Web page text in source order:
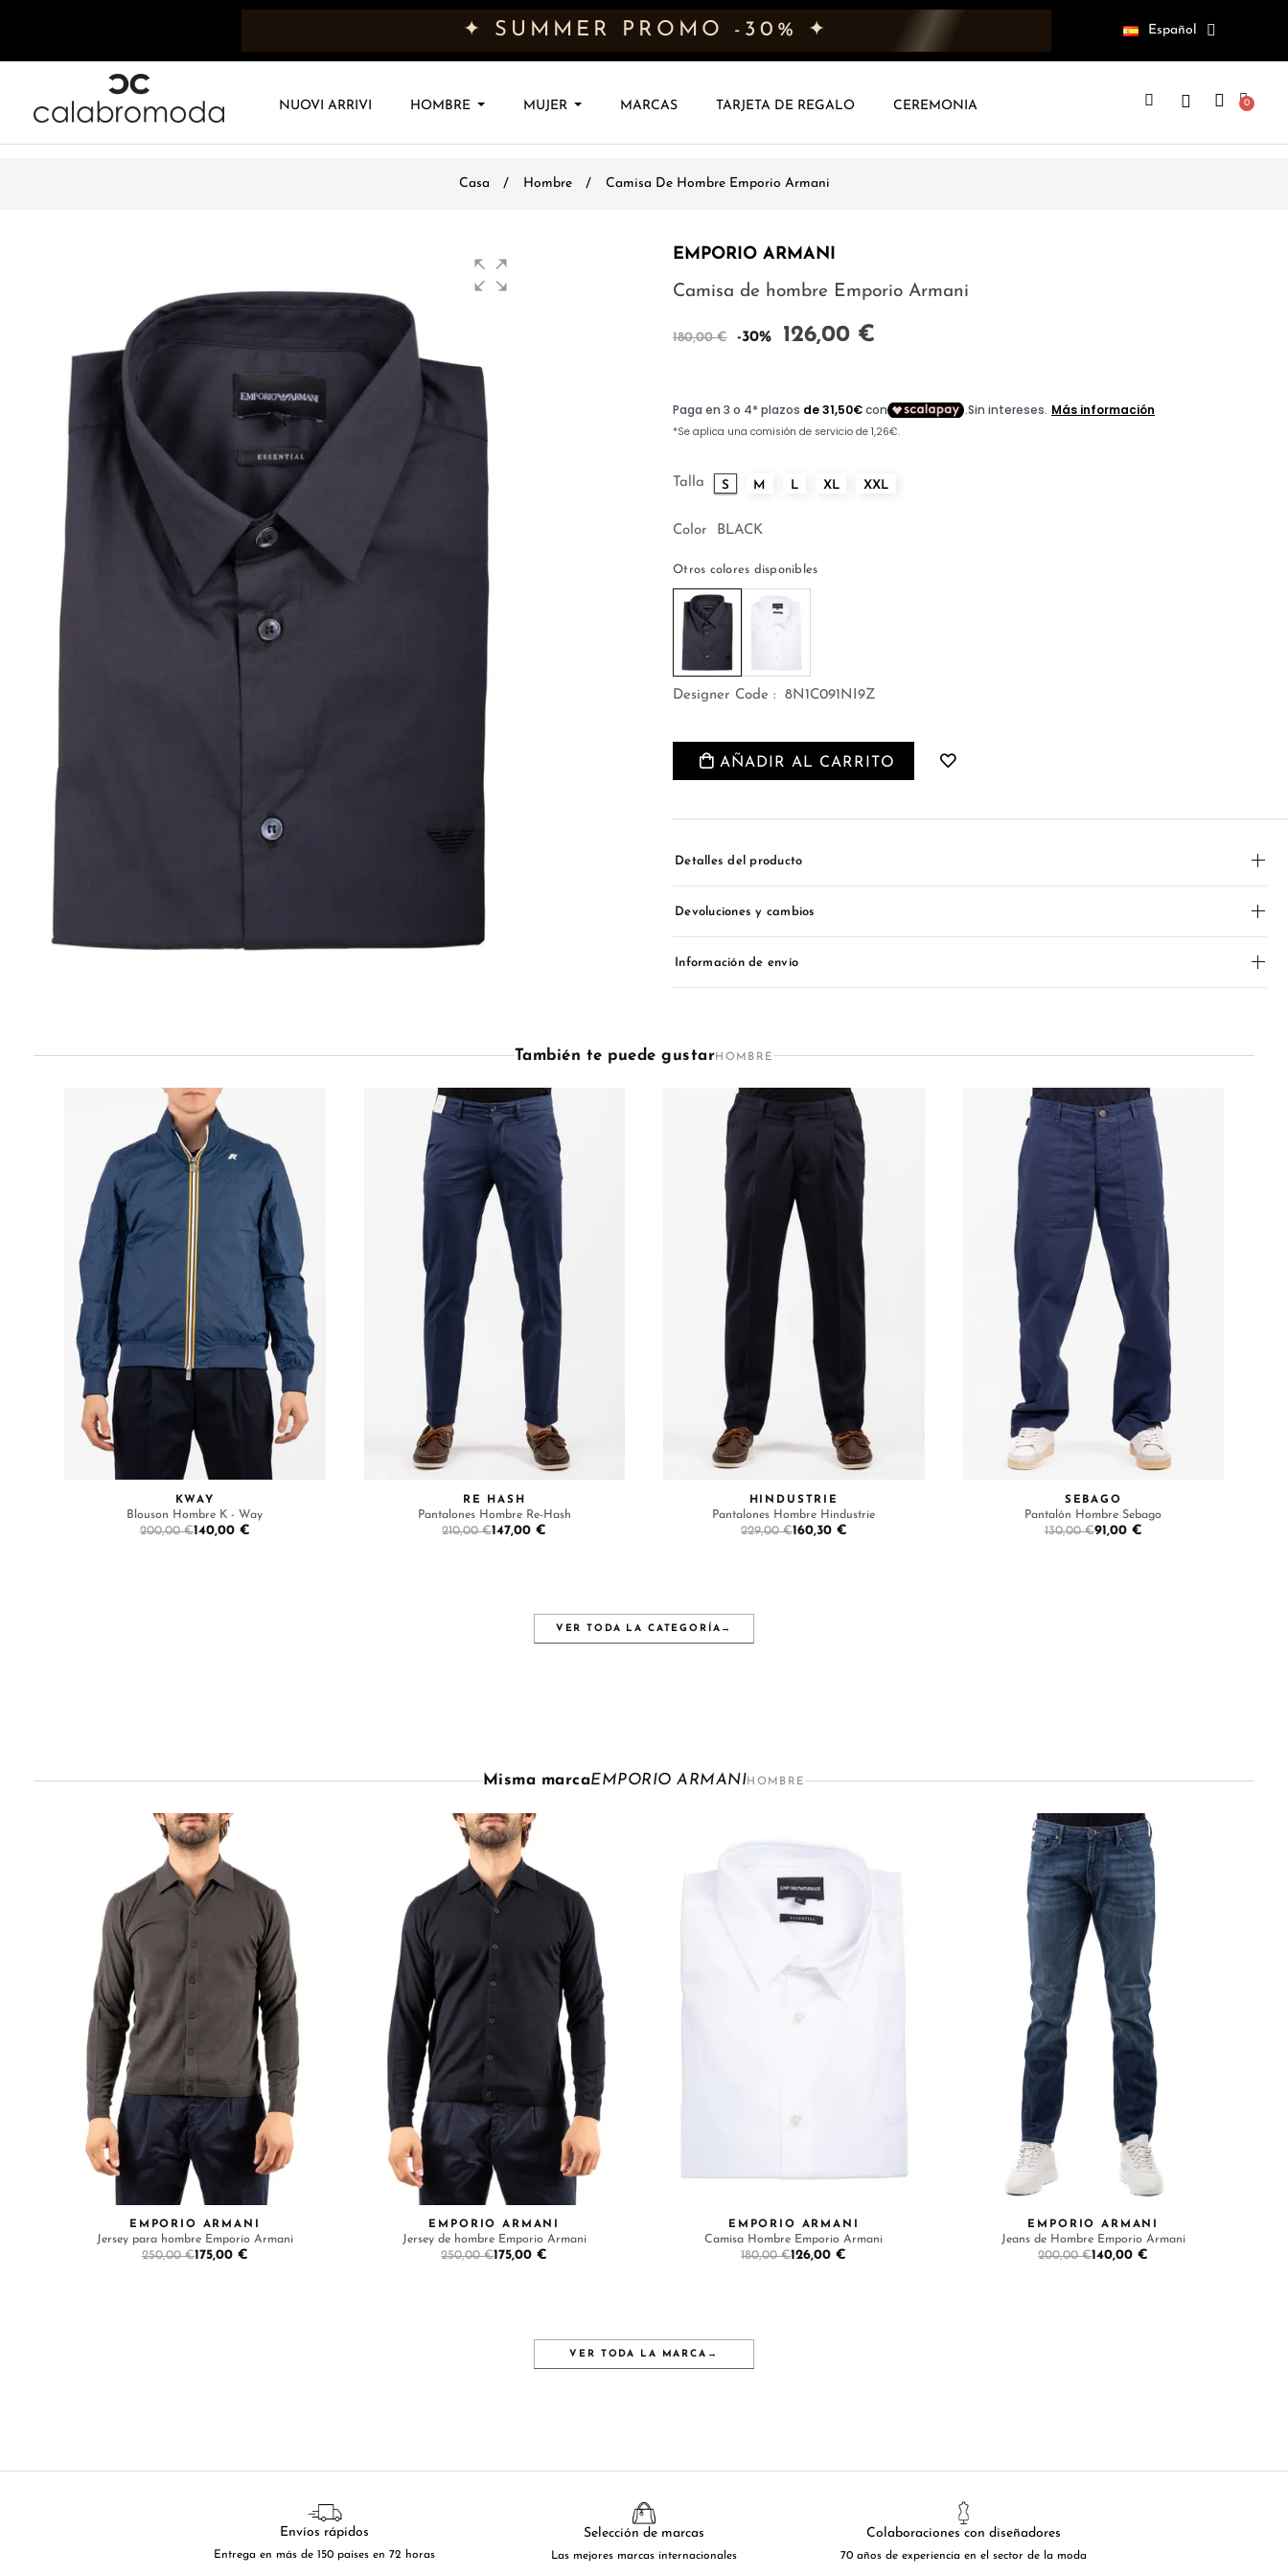
✦ SUMMER PROMO -30% ✦ Español
NUOVI ARRIVI HOMBRE MUJER MARCAS TARJETA DE REGALO CEREMONIA
Casa Hombre Camisa De Hombre Emporio Armani
EMPORIO ARMANI
Camisa de hombre Emporio Armani
180,00 € -30% 126,00 €
Talla S M L XL XXL
Color BLACK
Otros colores disponibles
Designer Code : 8N1C091NI9Z
AÑADIR AL CARRITO
Detalles del producto
Devoluciones y cambios
Información de envío
También te puede gustarHOMBRE
KWAY
Blouson Hombre K - Way
200,00 €140,00 €
RE HASH
Pantalones Hombre Re-Hash
210,00 €147,00 €
HINDUSTRIE
Pantalones Hombre Hindustrie
229,00 €160,30 €
SEBAGO
Pantalón Hombre Sebago
130,00 €91,00 €
VER TODA LA CATEGORÍA →
Misma marcaEMPORIO ARMANIHOMBRE
EMPORIO ARMANI
Jersey para hombre Emporio Armani
250,00 €175,00 €
EMPORIO ARMANI
Jersey de hombre Emporio Armani
250,00 €175,00 €
EMPORIO ARMANI
Camisa Hombre Emporio Armani
180,00 €126,00 €
EMPORIO ARMANI
Jeans de Hombre Emporio Armani
200,00 €140,00 €
VER TODA LA MARCA →
Envíos rápidos
Entrega en más de 150 países en 72 horas
Selección de marcas
Las mejores marcas internacionales
Colaboraciones con diseñadores
70 años de experiencia en el sector de la moda